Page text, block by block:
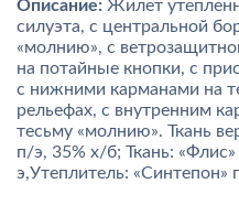
Описание: Жилет
силуэта, с центральной
«молнию», с
на потайные кнопки, с
с нижними карманами на
рельефах, с внутренним
тесьму «молнию». Ткань
п/э, 35% х/б; Ткань:
э,Утеплитель: